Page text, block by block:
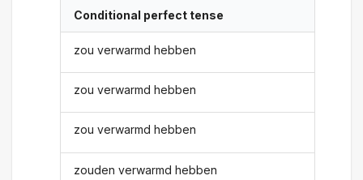
Conditional perfect tense
zou verwarmd hebben
zou verwarmd hebben
zou verwarmd hebben
zouden verwarmd hebben